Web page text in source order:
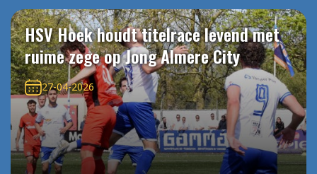
HSV Hoek houdt titelrace levend met
ruime zege op Jong Almere City
27-04-2026